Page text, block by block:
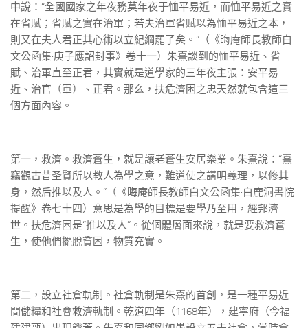
中說：“全國國家之年夜務莫年夜于恤平易近，而恤平易近之實
在省賦；省賦之實在治軍；若夫治軍省賦以為恤平易近之本，
則又在夫人君正其心術以立紀綱罷了矣。”（《晦庵師長教師白
文公函集·庚子應詔封事》卷十一）朱熹談到的恤平易近、省
賦、治軍直至正君，其實就是道學家的三年夜主張：安平易
近、治官（軍）、正君。那么，扶危濟困之忠天然就包含這三
個方面內容。
第一，救濟。救濟蒼生，就是讓老蒼生安居樂業。朱熹說：“熹
竊觀古昔圣賢所以教人為學之意，難道使之講明義理，以修其
身，然后推以及人。”（《晦庵師長教師白文公函集·白鹿洞書院
提醒》卷七十四）意思是為學的目標是要學乃至用，經邦濟
世。扶危濟困是“推以及人”。從個體層面來說，就是要救濟蒼
生，使他們擺脫貧困，物質充實。
第二，設立社倉軌制。社倉軌制是朱熹的首創，是一種平易近
間儲糧和社會救濟軌制。乾道四年（1168年），建寧府（今福